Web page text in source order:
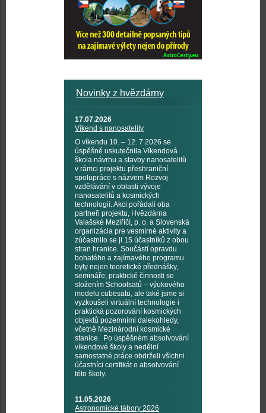
Novinky z hvězdárny
17.07.2026
Víkend s nanosatelity
O víkendu 10. – 12. 7 2026 se
úspěšně uskutečnila Víkendová
škola návrhu a stavby nanosatelitů
v rámci projektu přeshraniční
spolupráce s názvem Rozvoj
vzdělávání v oblasti vývoje
nanosatelitů a kosmických
technologií. Akci pořádali oba
partneři projektu, Hvězdárna
Valašské Meziříčí, p. o. a Slovenská
organizácia pre vesmírné aktivity a
zúčastnilo se ji 15 účastníků z obou
stran hranice. Součástí opravdu
bohatého a zajímavého programu
byly nejen teoretické přednášky,
semináře, praktické činnosti se
složením Schoolsatů – výukového
modelu cubesatu, ale také jsme si
vyzkoušeli virtuální technologie i
praktická pozorování kosmických
objektů pozemními dalekohledy,
včetně Mezinárodní kosmické
stanice. Po úspěšném absolvování
víkendové školy a nedělní
samostatné práce obdrželi všichni
účastníci certifikát o absolvování
této školy.
11.05.2026
Astronomické tábory 2026